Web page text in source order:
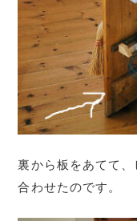
裏から板をあてて
合わせたのです。